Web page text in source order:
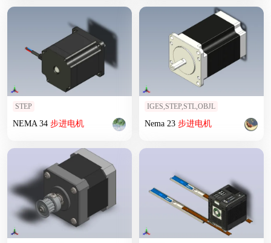
STEP
NEMA 34 步进电机
IGES,STEP,STL,OBJL
Nema 23 步进电机